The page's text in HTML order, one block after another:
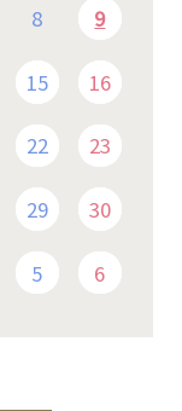
8 9
15 16
22 23
29 30
5 6